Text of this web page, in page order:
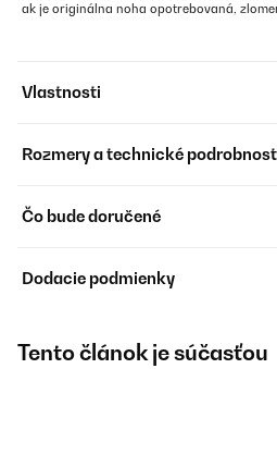
ak je originálna noha opotrebovaná,
Vlastnosti
Rozmery a technické
Čo bude doručené
Dodacie podmienky
Tento článok je súčasťou